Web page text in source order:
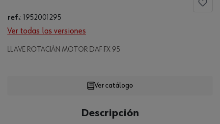
ref.:1952001295
Ver todas las versiones
LLAVE ROTACIÀN MOTOR DAF FX 95
Loading...
Ver catálogo
Descripción